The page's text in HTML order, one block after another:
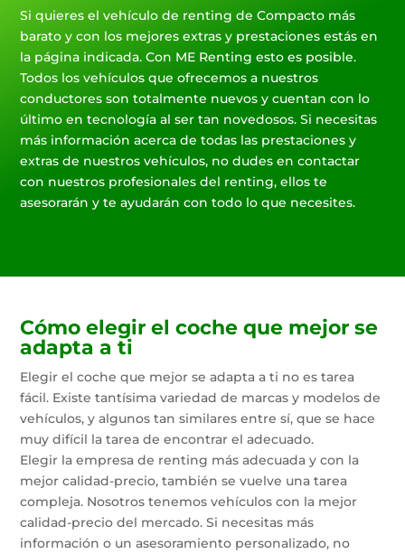
Si quieres el vehículo de renting de Compacto más
barato y con los mejores extras y prestaciones estás en
la página indicada. Con ME Renting esto es posible.
Todos los vehículos que ofrecemos a nuestros
conductores son totalmente nuevos y cuentan con lo
último en tecnología al ser tan novedosos. Si necesitas
más información acerca de todas las prestaciones y
extras de nuestros vehículos, no dudes en contactar
con nuestros profesionales del renting, ellos te
asesorarán y te ayudarán con todo lo que necesites.
Cómo elegir el coche que mejor se
adapta a ti
Elegir el coche que mejor se adapta a ti no es tarea
fácil. Existe tantísima variedad de marcas y modelos de
vehículos, y algunos tan similares entre sí, que se hace
muy difícil la tarea de encontrar el adecuado.
Elegir la empresa de renting más adecuada y con la
mejor calidad-precio, también se vuelve una tarea
compleja. Nosotros tenemos vehículos con la mejor
calidad-precio del mercado. Si necesitas más
información o un asesoramiento personalizado, no